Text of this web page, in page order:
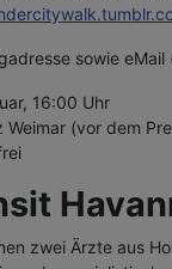
sowie eMail
16:00 Uhr
(vor dem
zwei Ärzte aus